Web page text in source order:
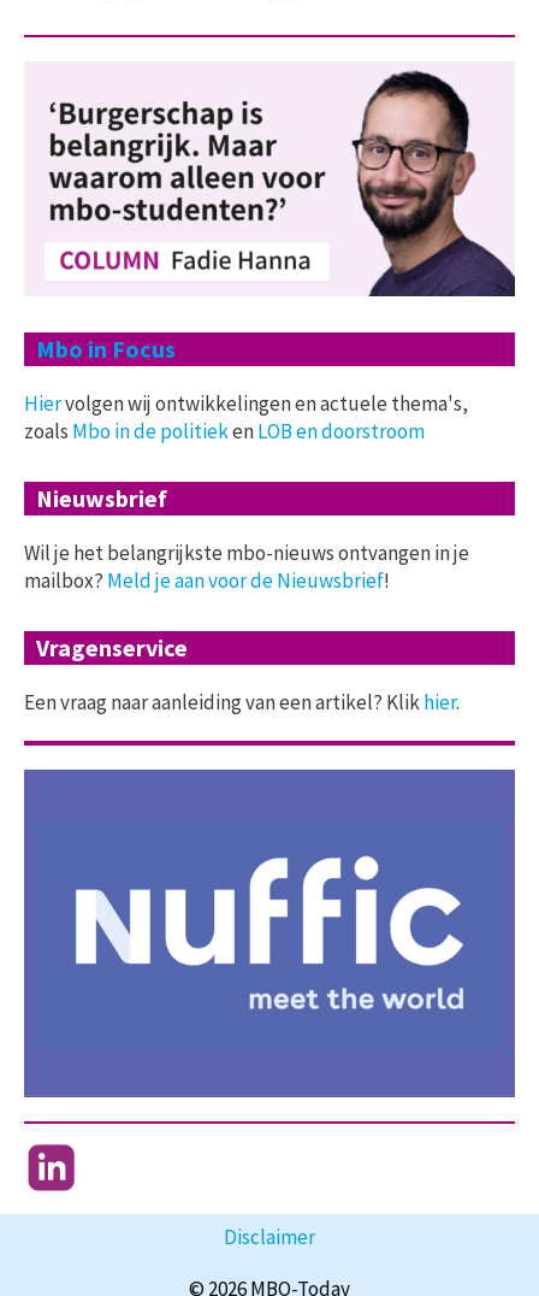
Mbo in Focus
Hiervolgen wij ontwikkelingen en actuele thema's,
zoals Mbo in de politiekenLOB en doorstroom
Nieuwsbrief
Wil je het belangrijkste mbo-nieuws ontvangen in je
mailbox? Meld je aan voor de Nieuwsbrief!
Vragenservice
Een vraag naar aanleiding van een artikel? Klikhier.
Disclaimer
© 2026 MBO-Today